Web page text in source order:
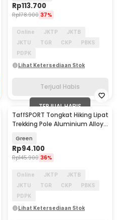
Rp113.700
Rp178.900 37%
Online JKTP
JKTB
JKTU
TGR CKP
PBKS
PDPK
Lihat Ketersediaan Stok
Terjual Habis
TERJUAL HABIS
TaffSPORT Tongkat Hiking Lipat
Trekking Pole Aluminium Alloy
Green
Rp94.100
Rp145.900 36%
Online JKTP
JKTB
JKTU
TGR CKP
PBKS
PDPK
Lihat Ketersediaan Stok